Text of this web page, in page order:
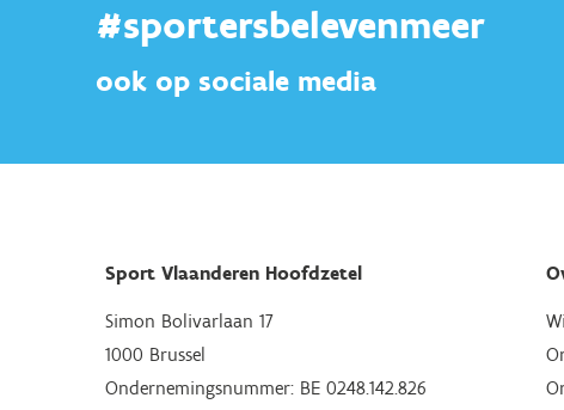
#sportersbelevenmeer
ook op sociale media
Sport Vlaanderen Hoofdzetel
Simon Bolivarlaan 17
1000 Brussel
Ondernemingsnummer: BE 0248.142.826